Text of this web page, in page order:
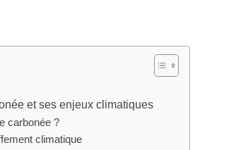
et ses enjeux climatiques
carbonée ?
climatique